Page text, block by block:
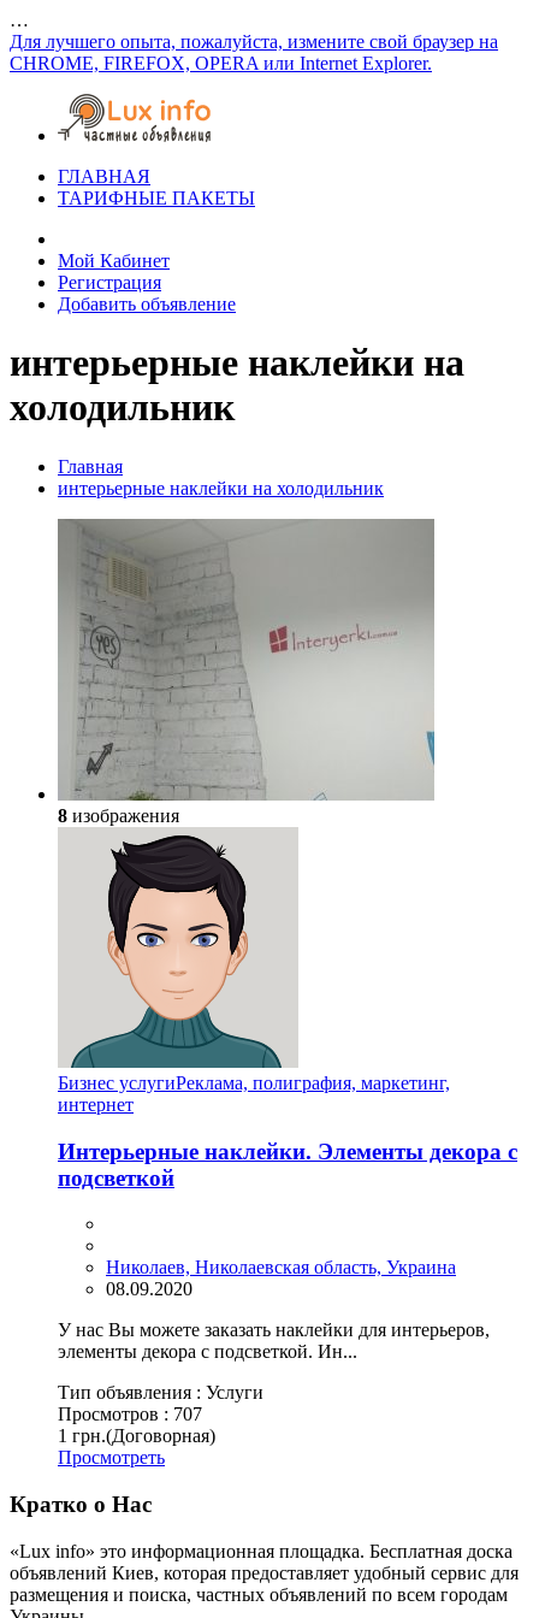
…
Для лучшего опыта, пожалуйста, измените свой браузер на
CHROME, FIREFOX, OPERA или Internet Explorer.
ГЛАВНАЯ
ТАРИФНЫЕ ПАКЕТЫ
Мой Кабинет
Регистрация
Добавить объявление
интерьерные наклейки на
холодильник
Главная
интерьерные наклейки на холодильник
8 изображения
Бизнес услугиРеклама, полиграфия, маркетинг,
интернет
Интерьерные наклейки. Элементы декора с
подсветкой
Николаев, Николаевская область, Украина
08.09.2020
У нас Вы можете заказать наклейки для интерьеров,
элементы декора с подсветкой. Ин...
Тип объявления : Услуги
Просмотров : 707
1 грн.(Договорная)
Просмотреть
Кратко о Нас
«Lux info» это информационная площадка. Бесплатная доска
объявлений Киев, которая предоставляет удобный сервис для
размещения и поиска, частных объявлений по всем городам